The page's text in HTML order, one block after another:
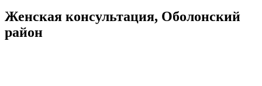
Женская консультация, Оболонский
район